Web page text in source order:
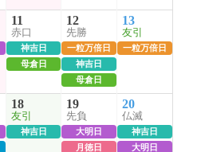
11
赤口
神吉日
母倉日
12
先勝
一粒万倍日
神吉日
母倉日
13
友引
一粒万倍日
18
友引
神吉日
19
先負
大明日
月徳日
20
仏滅
神吉日
大明日